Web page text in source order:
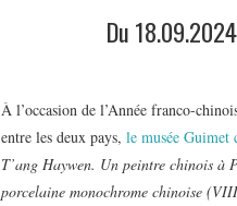
Du
À l’occasion de l’Année franco-
entre les deux pays, le musée Guimet
T’ang Haywen. Un peintre chinois à
porcelaine monochrome chinoise